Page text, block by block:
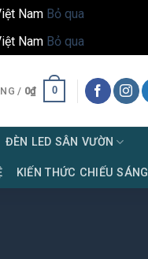
Nam Bỏ qua
Nam Bỏ qua
/ 0₫ 0
ĐÈN LED SÂN VƯỜN
KIẾN THỨC CHIẾU SÁNG